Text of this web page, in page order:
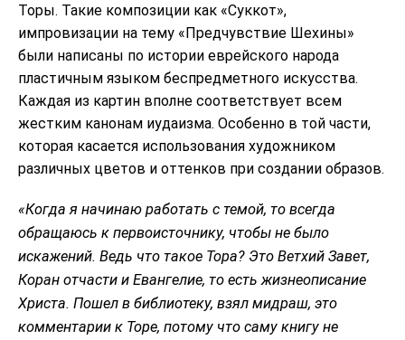
Торы. Такие композиции как «Cуккот»,
импровизации на тему «Предчувствие Шехины»
были написаны по истории еврейского народа
пластичным языком беспредметного искусства.
Каждая из картин вполне соответствует всем
жестким канонам иудаизма. Особенно в той части,
которая касается использования художником
различных цветов и оттенков при создании образов.
«Когда я начинаю работать с темой, то всегда
обращаюсь к первоисточнику, чтобы не было
искажений. Ведь что такое Тора? Это Ветхий Завет,
Коран отчасти и Евангелие, то есть жизнеописание
Христа. Пошел в библиотеку, взял мидраш, это
комментарии к Торе, потому что саму книгу не